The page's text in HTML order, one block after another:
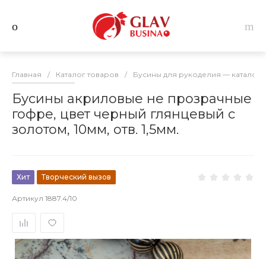
Главная / Каталог товаров / Бусины для рукоделия — каталог
Бусины акриловые не прозрачные
гофре, цвет черный глянцевый с
золотом, 10мм, отв. 1,5мм.
Хит Творческий вызов
Артикул 1887.4/10